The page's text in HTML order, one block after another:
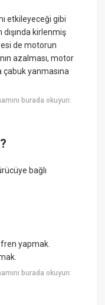
etkileyeceği gibi
dışında kirlenmiş
de motorun
azalması, motor
çabuk yanmasına
burada okuyun:
bağlı
yapmak.
burada okuyun: